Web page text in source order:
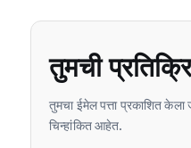
तुमची
तुमचा ईमेल पत्ता प्रकाशित
चिन्हांकित आहेत.